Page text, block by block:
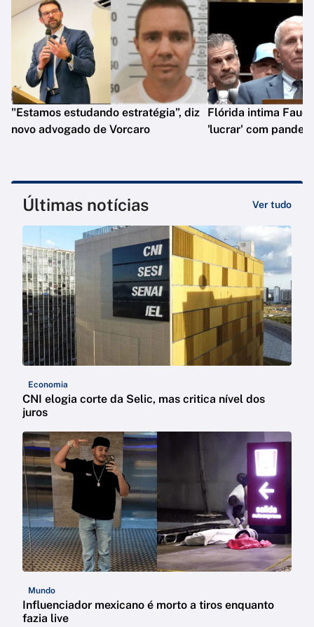
"Estamos estudando estratégia”, diz
novo advogado de Vorcaro
Flórida intima
'lucrar' com
Últimas notícias Ver tudo
Economia
CNI elogia corte da Selic, mas critica nível dos
juros
Mundo
Influenciador mexicano é morto a tiros enquanto
fazia live